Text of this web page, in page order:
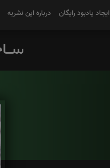
ایجاد یادبود رایگان درباره این نشریه